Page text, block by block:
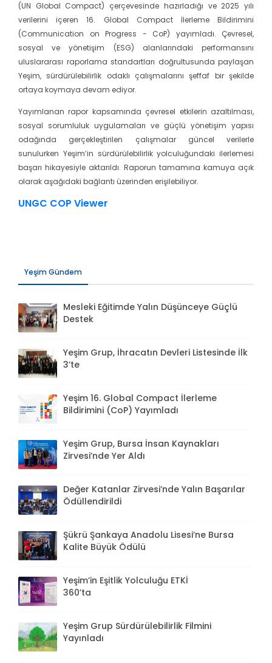
(UN Global Compact) çerçevesinde hazırladığı ve 2025 yılı
verilerini içeren 16. Global Compact İlerleme Bildirimini
(Communication on Progress - CoP) yayımladı. Çevresel,
sosyal ve yönetişim (ESG) alanlarındaki performansını
uluslararası raporlama standartları doğrultusunda paylaşan
Yeşim, sürdürülebilirlik odaklı çalışmalarını şeffaf bir şekilde
ortaya koymaya devam ediyor.
Yayımlanan rapor kapsamında çevresel etkilerin azaltılması,
sosyal sorumluluk uygulamaları ve güçlü yönetişim yapısı
odağında gerçekleştirilen çalışmalar güncel verilerle
sunulurken Yeşim’in sürdürülebilirlik yolculuğundaki ilerlemesi
başarı hikayesiyle aktarıldı. Raporun tamamına kamuya açık
olarak aşağıdaki bağlantı üzerinden erişilebiliyor.
UNGC COP Viewer
Yeşim Gündem
Mesleki Eğitimde Yalın Düşünceye Güçlü
Destek
Yeşim Grup, İhracatın Devleri Listesinde İlk
3’te
Yeşim 16. Global Compact İlerleme
Bildirimini (CoP) Yayımladı
Yeşim Grup, Bursa İnsan Kaynakları
Zirvesi’nde Yer Aldı
Değer Katanlar Zirvesi’nde Yalın Başarılar
Ödüllendirildi
Şükrü Şankaya Anadolu Lisesi’ne Bursa
Kalite Büyük Ödülü
Yeşim’in Eşitlik Yolculuğu ETKİ
360’ta
Yeşim Grup Sürdürülebilirlik Filmini
Yayınladı